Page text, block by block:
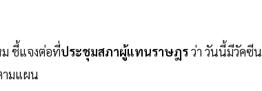
ชี้แจงต่อที่ประชุมสภาผู้แทนราษฎรว่า วันนี้มีวัคซี
ามแผน